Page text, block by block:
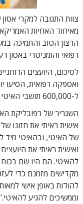
צוות התגובה למקרי
רפואי והומניטרי
ואספקה רפואית, הסיעו יותר מ-450 אנשי רפואה
ל-600,000
תושבי האיטי
השגריר של רפובליקת
אישית ראיתי את חזונו
ואישית ראיתי את
להאיטי. הם היו שם
מקדישים מזמנם כדי
להודות באופן אישי
וממשיכים להגיע